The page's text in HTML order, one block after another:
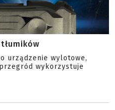
urządzenie wylotowe,
wykorzystuje